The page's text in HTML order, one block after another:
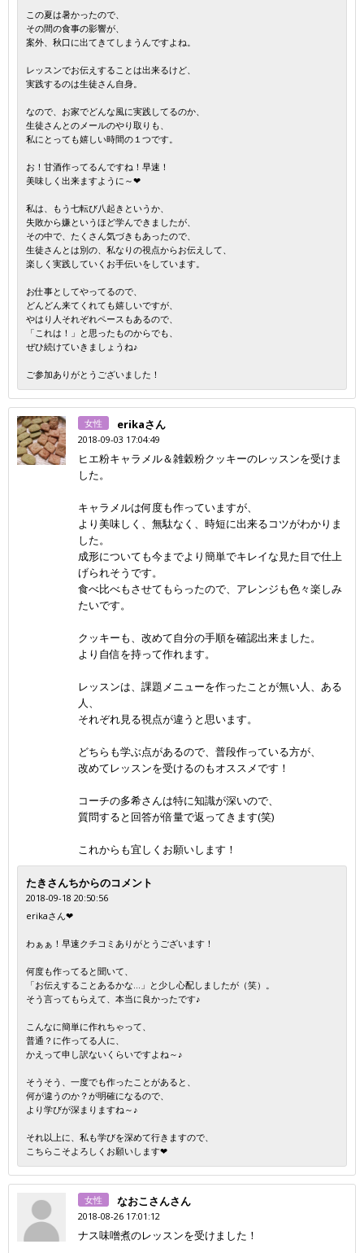
この夏は暑かったので、
その間の食事の影響が、
案外、秋口に出てきてしまうんですよね。
レッスンでお伝えすることは出来るけど、
実践するのは生徒さん自身。
なので、お家でどんな風に実践してるのか、
生徒さんとのメールのやり取りも、
私にとっても嬉しい時間の１つです。
お！甘酒作ってるんですね！早速！
美味しく出来ますように～❤
私は、もう七転び八起きというか、
失敗から嫌というほど学んできましたが、
その中で、たくさん気づきもあったので、
生徒さんとは別の、私なりの視点からお伝えして、
楽しく実践していくお手伝いをしています。
お仕事としてやってるので、
どんどん来てくれても嬉しいですが、
やはり人それぞれペースもあるので、
「これは！」と思ったものからでも、
ぜひ続けていきましょうね♪
ご参加ありがとうございました！
女性 erikaさん
2018-09-03 17:04:49
ヒエ粉キャラメル＆雑穀粉クッキーのレッスンを受けま
した。
キャラメルは何度も作っていますが、
より美味しく、無駄なく、時短に出来るコツがわかりま
した。
成形についても今までより簡単でキレイな見た目で仕上
げられそうです。
食べ比べもさせてもらったので、アレンジも色々楽しみ
たいです。
クッキーも、改めて自分の手順を確認出来ました。
より自信を持って作れます。
レッスンは、課題メニューを作ったことが無い人、ある
人、
それぞれ見る視点が違うと思います。
どちらも学ぶ点があるので、普段作っている方が、
改めてレッスンを受けるのもオススメです！
コーチの多希さんは特に知識が深いので、
質問すると回答が倍量で返ってきます(笑)
これからも宜しくお願いします！
たきさんちからのコメント
2018-09-18 20:50:56
erikaさん❤
わぁぁ！早速クチコミありがとうございます！
何度も作ってると聞いて、
「お伝えすることあるかな...」と少し心配しましたが（笑）。
そう言ってもらえて、本当に良かったです♪
こんなに簡単に作れちゃって、
普通？に作ってる人に、
かえって申し訳ないくらいですよね～♪
そうそう、一度でも作ったことがあると、
何が違うのか？が明確になるので、
より学びが深まりますね～♪
それ以上に、私も学びを深めて行きますので、
こちらこそよろしくお願いします❤
女性 なおこさんさん
2018-08-26 17:01:12
ナス味噌煮のレッスンを受けました！